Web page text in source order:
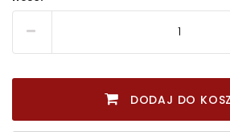
DODAJ DO